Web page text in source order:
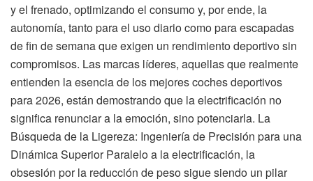
y el frenado, optimizando el consumo y, por ende, la
autonomía, tanto para el uso diario como para escapadas
de fin de semana que exigen un rendimiento deportivo sin
compromisos. Las marcas líderes, aquellas que realmente
entienden la esencia de los mejores coches deportivos
para 2026, están demostrando que la electrificación no
significa renunciar a la emoción, sino potenciarla. La
Búsqueda de la Ligereza: Ingeniería de Precisión para una
Dinámica Superior Paralelo a la electrificación, la
obsesión por la reducción de peso sigue siendo un pilar